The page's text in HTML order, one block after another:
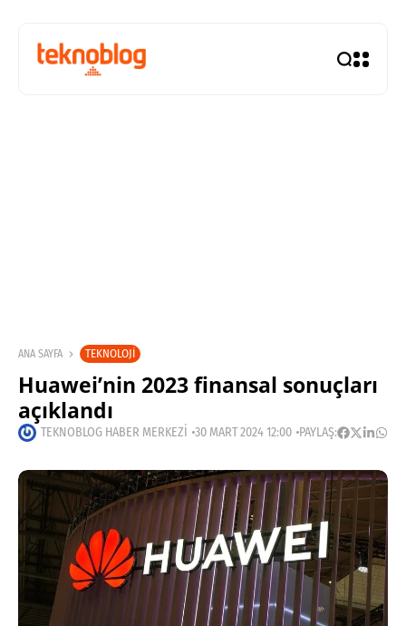
ANA SAYFA TEKNOLOJI
Huawei’nin 2023 finansal sonuçları
açıklandı
TEKNOBLOG HABER MERKEZI 30 MART 2024 12:00 PAYLAŞ: